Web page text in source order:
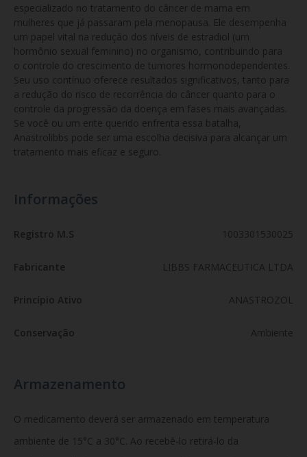
especializado no tratamento do câncer de mama em
mulheres que já passaram pela menopausa. Ele desempenha
um papel vital na redução dos níveis de estradiol (um
hormônio sexual feminino) no organismo, contribuindo para
o controle do crescimento de tumores hormonodependentes.
Seu uso contínuo oferece resultados significativos, tanto para
a redução do risco de recorrência do câncer quanto para o
controle da progressão da doença em fases mais avançadas.
Se você ou um ente querido enfrenta essa batalha,
Anastrolibbs pode ser uma escolha decisiva para alcançar um
tratamento mais eficaz e seguro.
Informações
Registro M.S 1003301530025
Fabricante LIBBS FARMACEUTICA LTDA
Princípio Ativo ANASTROZOL
Conservação Ambiente
Armazenamento
O medicamento deverá ser armazenado em temperatura
ambiente de 15°C a 30°C. Ao recebê-lo retirá-lo da